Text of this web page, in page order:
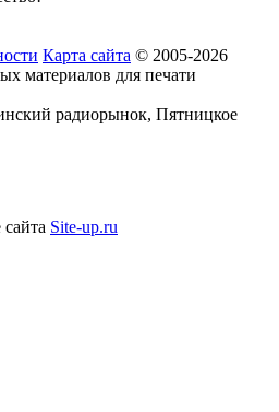
Карта сайта © 2005-2026
материалов для печати
радиорынок, Пятницкое
Site-up.ru